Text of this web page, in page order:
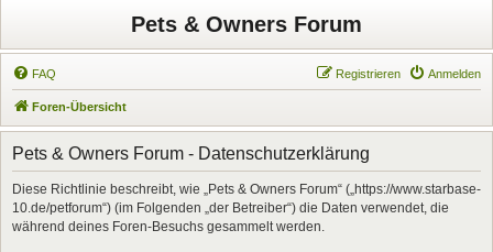
Pets & Owners Forum
FAQ Anmelden
Registrieren
Foren-Übersicht
Pets & Owners Forum - Datenschutzerklärung
Diese Richtlinie beschreibt, wie „Pets & Owners Forum“ („https://www.starbase-
10.de/petforum“) (im Folgenden „der Betreiber“) die Daten verwendet, die
während deines Foren-Besuchs gesammelt werden.